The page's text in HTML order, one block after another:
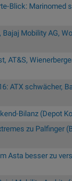
Blick: Marinomed
Mobility AG,
AT&S,
ATX schwächer,
Bilanz (Depot
zu Palfinger
Asta besser zu